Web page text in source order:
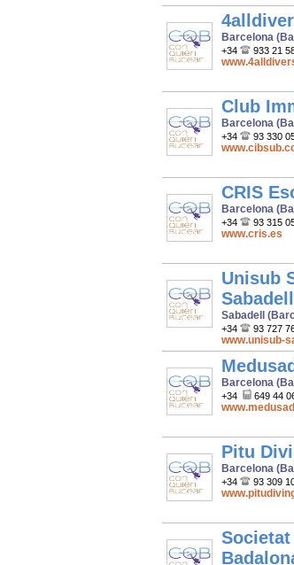
Barcelona
+34 933 21
Club
Barcelona
+34 93 330
CRIS
Barcelona
+34 93 315
www.cris.es
Unisub
Sabadell
+34 93 727
www.unisub-
Barcelona
+34 649 44
Pitu
Barcelona
+34 93 309